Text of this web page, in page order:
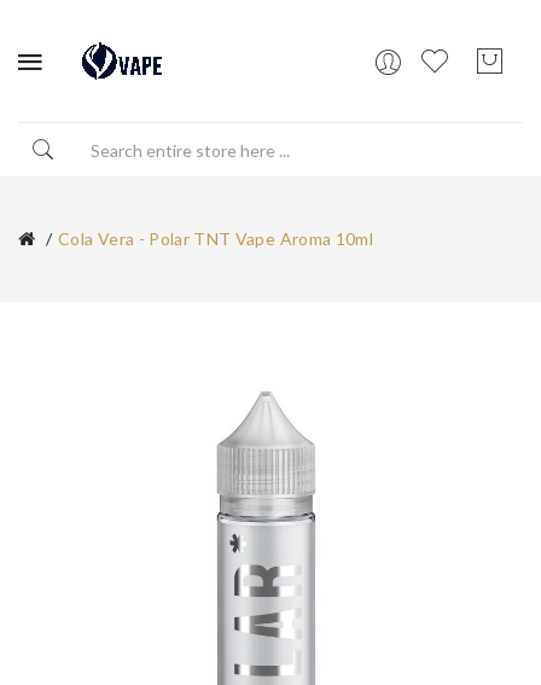
Cola Vera - Polar TNT Vape Aroma 10ml